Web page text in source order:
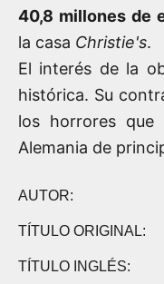
40,8 millones de
la casa Christie's.
El interés de la
histórica. Su
los horrores que
Alemania de
AUTOR:
TÍTULO ORIGINAL:
TÍTULO INGLÉS: